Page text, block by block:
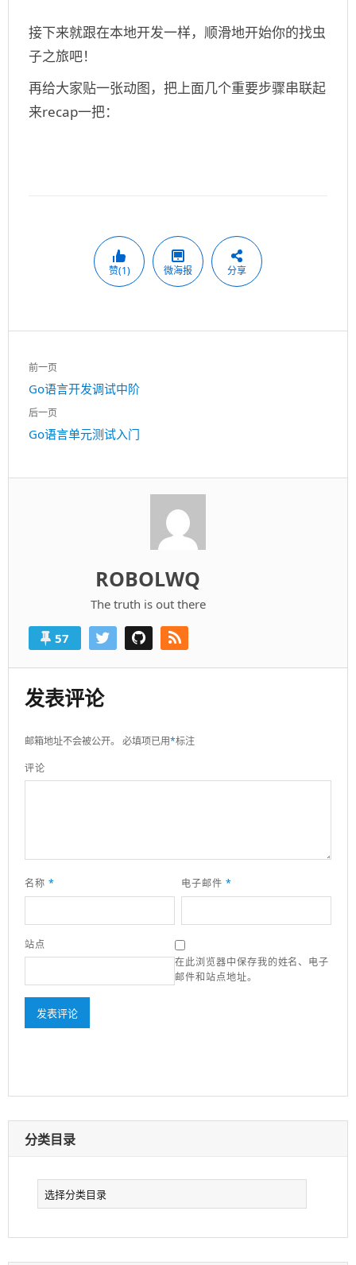
接下来就跟在本地开发一样，顺滑地开始你的找虫
子之旅吧！
再给大家贴一张动图，把上面几个重要步骤串联起
来recap一把：
赞(1) 微海报 分享
文
章
导
航
前一页
上
一
Go语言开发调试中阶
后一页
下
Go语言单元测试入门
ROBOLWQ
The truth is out there
57
发表评论
邮箱地址不会被公开。 必填项已用*标注
评论
名称 * 电子邮件 *
站点
在此浏览器中保存我的姓名、电子
邮件和站点地址。
分类目录